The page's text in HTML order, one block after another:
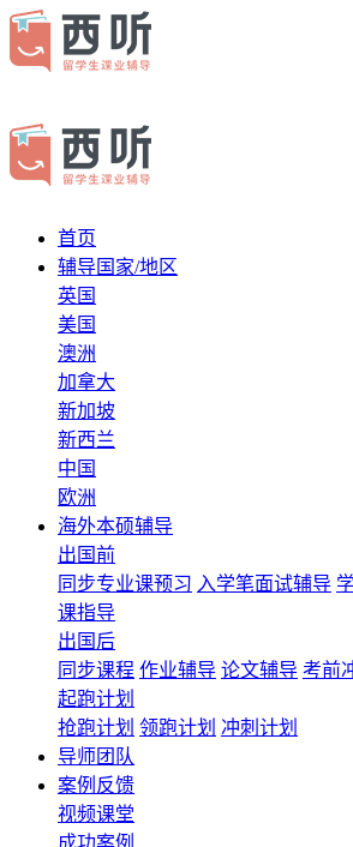
首页
辅导国家/地区
英国
美国
澳洲
加拿大
新加坡
新西兰
中国
欧洲
海外本硕辅导
出国前
同步专业课预习 入学笔面试辅导
课指导
出国后
同步课程 作业辅导 论文辅导 考前
起跑计划
抢跑计划 领跑计划 冲刺计划
导师团队
案例反馈
视频课堂
成功案例